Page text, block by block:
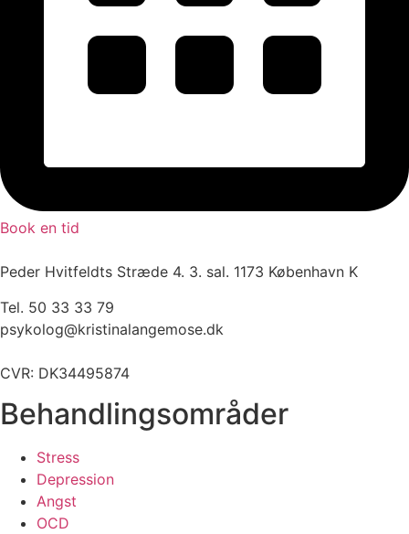
Book en tid
Peder Hvitfeldts Stræde 4. 3. sal. 1173 København K
Tel. 50 33 33 79
psykolog@kristinalangemose.dk
CVR: DK34495874
Behandlingsområder
Stress
Depression
Angst
OCD